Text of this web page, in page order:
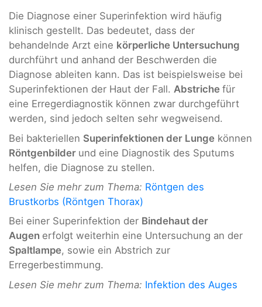
Die Diagnose einer Superinfektion wird häufig
klinisch gestellt. Das bedeutet, dass der
behandelnde Arzt eine körperliche Untersuchung
durchführt und anhand der Beschwerden die
Diagnose ableiten kann. Das ist beispielsweise bei
Superinfektionen der Haut der Fall. Abstriche für
eine Erregerdiagnostik können zwar durchgeführt
werden, sind jedoch selten sehr wegweisend.
Bei bakteriellen Superinfektionen der Lunge können
Röntgenbilder und eine Diagnostik des Sputums
helfen, die Diagnose zu stellen.
Lesen Sie mehr zum Thema: Röntgen des
Brustkorbs (Röntgen Thorax)
Bei einer Superinfektion der Bindehaut der
Augen erfolgt weiterhin eine Untersuchung an der
Spaltlampe, sowie ein Abstrich zur
Erregerbestimmung.
Lesen Sie mehr zum Thema: Infektion des Auges